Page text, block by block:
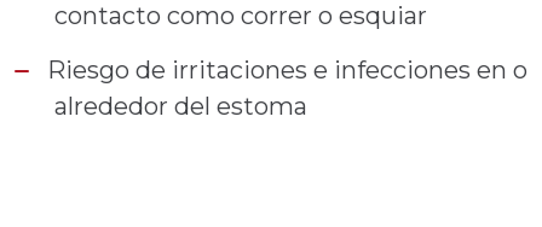
contacto como correr o esquiar
Riesgo de irritaciones e infecciones en o
alrededor del estoma